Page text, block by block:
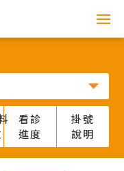
看診
進度
掛號
說明